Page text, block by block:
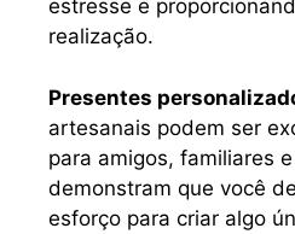
estresse e
realização.
Presentes
artesanais podem ser
para amigos, familiares
demonstram que você
esforço para criar algo